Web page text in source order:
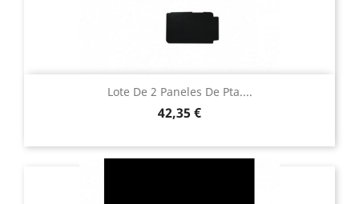
Lote De 2 Paneles De Pta....
Precio
42,35 €